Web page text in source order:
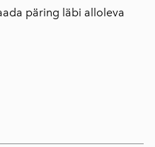
päring läbi alloleva